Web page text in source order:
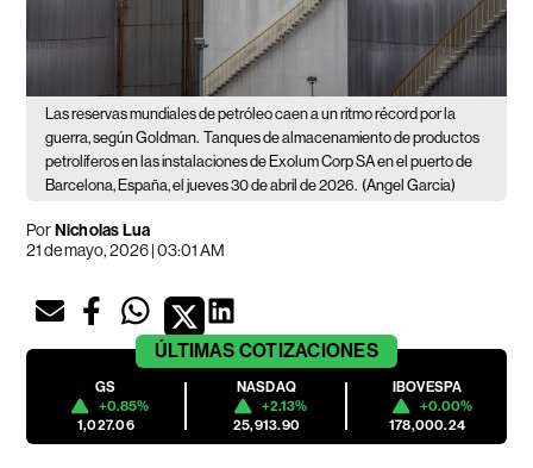
Las reservas mundiales de petróleo caen a un ritmo récord por la
guerra, según Goldman. Tanques de almacenamiento de productos
petrolíferos en las instalaciones de Exolum Corp SA en el puerto de
Barcelona, España, el jueves 30 de abril de 2026. (Angel Garcia)
PorNicholas Lua
21 de mayo, 2026 | 03:01 AM
ÚLTIMAS COTIZACIONES
GS
+0.85%
1,027.06
NASDAQ
+2.13%
25,913.90
IBOVESPA
+0.00%
178,000.24